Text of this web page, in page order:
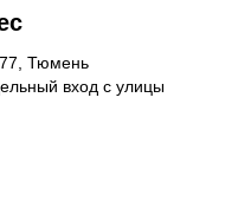
Тюмень
вход с улицы